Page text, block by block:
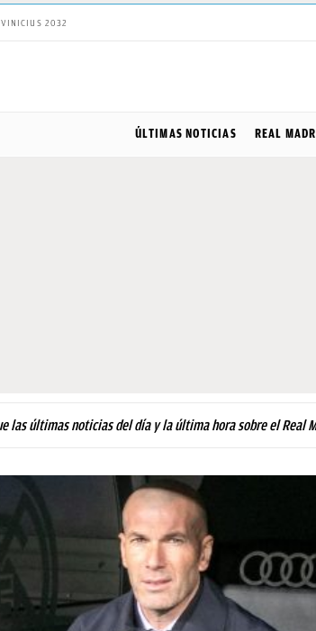
VINICIUS 2032
PAPARAZZI
ÚLTIMAS NOTICIAS REAL
las últimas noticias del día y la última hora sobre el